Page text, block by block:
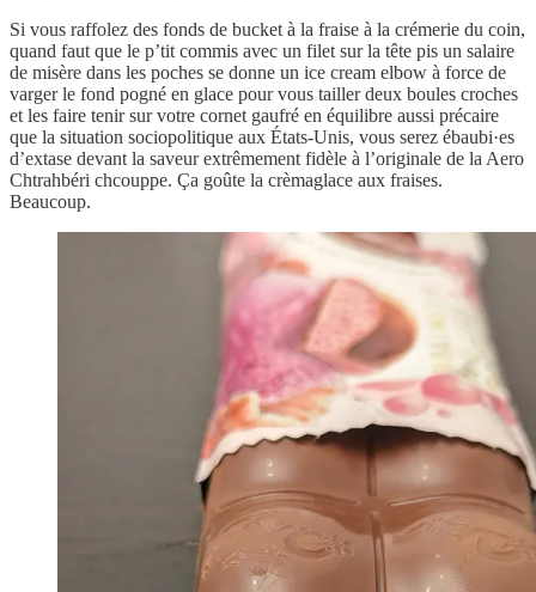
Si vous raffolez des fonds de bucket à la fraise à la crémerie du coin,
quand faut que le p’tit commis avec un filet sur la tête pis un salaire
de misère dans les poches se donne un ice cream elbow à force de
varger le fond pogné en glace pour vous tailler deux boules croches
et les faire tenir sur votre cornet gaufré en équilibre aussi précaire
que la situation sociopolitique aux États-Unis, vous serez ébaubi·es
d’extase devant la saveur extrêmement fidèle à l’originale de la Aero
Chtrahbéri chcouppe. Ça goûte la crèmaglace aux fraises.
Beaucoup.